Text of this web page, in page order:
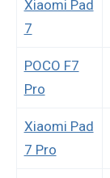
Xiaomi Pad
7
POCO F7
Pro
Xiaomi Pad
7 Pro